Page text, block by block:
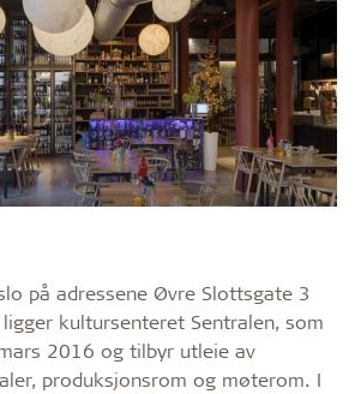
på adressene Øvre Slottsgate 3
kultursenteret Sentralen, som
2016 og tilbyr utleie av
produksjonsrom og møterom. I